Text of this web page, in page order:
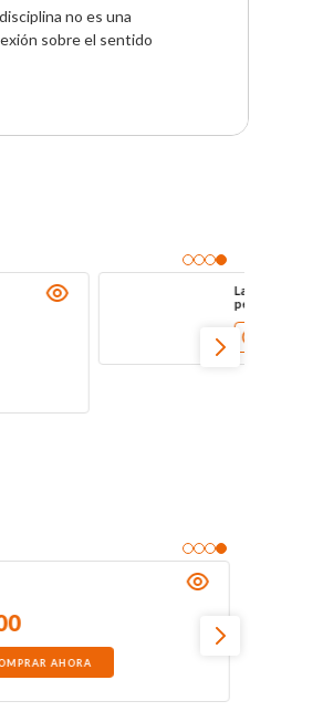
no es una
sobre el sentido
AHORA